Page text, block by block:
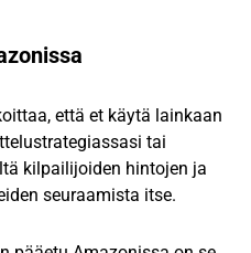
että et käytä lainkaan
tai
kilpailijoiden hintojen ja
seuraamista itse.